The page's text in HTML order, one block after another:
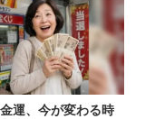
運、今が変わる時